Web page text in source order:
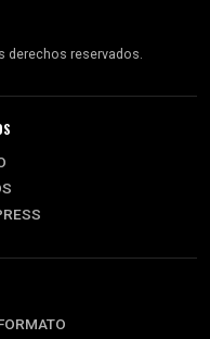
derechos reservados.